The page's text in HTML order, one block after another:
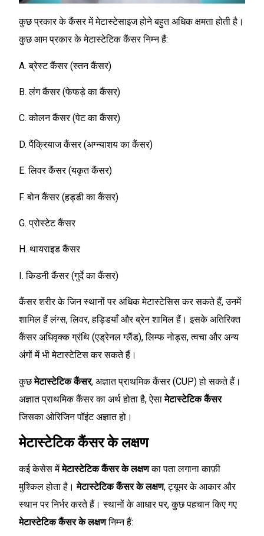
कुछ प्रकार के कैंसर में मेटास्टेसाइज होने बहुत अधिक क्षमता होती है।
कुछ आम प्रकार के मेटास्टेटिक कैंसर निम्न हैं:
A. ब्रेस्ट कैंसर (स्तन कैंसर)
B. लंग कैंसर (फेफड़े का कैंसर)
C. कोलन कैंसर (पेट का कैंसर)
D. पैंक्रियाज कैंसर (अग्न्याशय का कैंसर)
E. लिवर कैंसर (यकृत कैंसर)
F. बोन कैंसर (हड्डी का कैंसर)
G. प्रोस्टेट कैंसर
H. थायराइड कैंसर
I. किडनी कैंसर (गुर्दे का कैंसर)
कैंसर शरीर के जिन स्थानों पर अधिक मेटास्टेसिस कर सकते हैं, उनमें
शामिल हैं लंग्स, लिवर, हड्डियाँ और ब्रेन शामिल हैं। इसके अतिरिक्त
कैंसर अधिवृक्क ग्रंथि (एड्रेनल ग्लैंड), लिम्फ नोड्स, त्वचा और अन्य
अंगों में भी मेटास्टेटिस कर सकते हैं।
कुछमेटास्टेटिक कैंसर, अज्ञात प्राथमिक कैंसर (CUP) हो सकते हैं।
अज्ञात प्राथमिक कैंसर का अर्थ होता है, ऐसामेटास्टेटिक कैंसर
जिसका ओरिजिन पॉइंट अज्ञात हो।
मेटास्टेटिक कैंसर के लक्षण
कई केसेस मेंमेटास्टेटिक कैंसर के लक्षणका पता लगाना काफ़ी
मुश्किल होता है।मेटास्टेटिक कैंसर के लक्षण, ट्यूमर के आकार और
स्थान पर निर्भर करते हैं। स्थानों के आधार पर, कुछ पहचान किए गए
मेटास्टेटिक कैंसर के लक्षणनिम्न हैं: